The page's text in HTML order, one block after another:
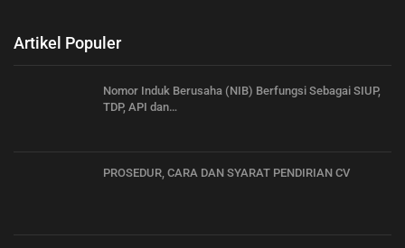
Artikel Populer
Nomor Induk Berusaha (NIB) Berfungsi Sebagai SIUP,
TDP, API dan…
PROSEDUR, CARA DAN SYARAT PENDIRIAN CV